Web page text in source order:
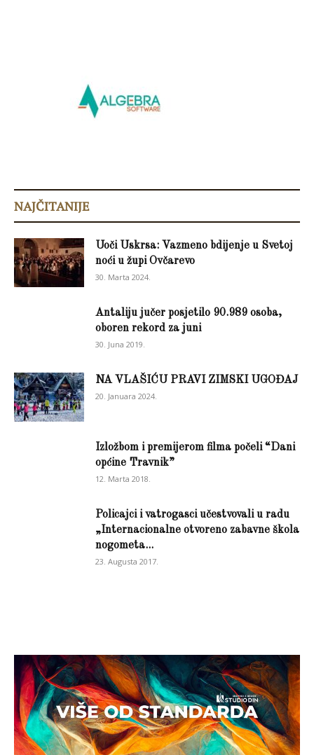
NAJČITANIJE
Uoči Uskrsa: Vazmeno bdijenje u Svetoj
noći u župi Ovčarevo
30. Marta 2024.
Antaliju jučer posjetilo 90.989 osoba,
oboren rekord za juni
30. Juna 2019.
NA VLAŠIĆU PRAVI ZIMSKI UGOĐAJ
20. Januara 2024.
Izložbom i premijerom filma počeli “Dani
općine Travnik”
12. Marta 2018.
Policajci i vatrogasci učestvovali u radu
„Internacionalne otvoreno zabavne škola
nogometa...
23. Augusta 2017.